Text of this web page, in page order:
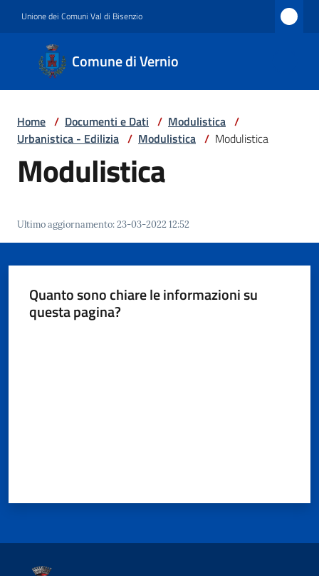
Unione dei Comuni Val di Bisenzio
Comune di Vernio
Comune
di
Vernio
Servizi
Documenti
Home / Documenti e Dati / Modulistica /
Urbanistica - Edilizia / Modulistica / Modulistica
Modulistica
Ultimo aggiornamento:23-03-2022 12:52
Quanto sono chiare le informazioni su
questa pagina?